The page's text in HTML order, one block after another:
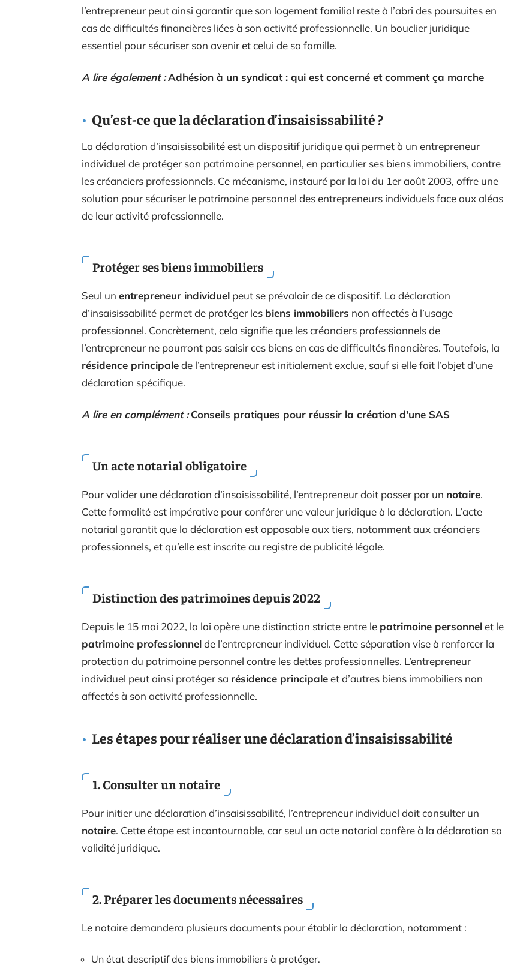
l’entrepreneur peut ainsi garantir que son logement familial reste à l’abri des poursuites en
cas de difficultés financières liées à son activité professionnelle. Un bouclier juridique
essentiel pour sécuriser son avenir et celui de sa famille.
A lire également :Adhésion à un syndicat : qui est concerné et comment ça marche
Qu’est-ce que la déclaration d’insaisissabilité ?
La déclaration d’insaisissabilité est un dispositif juridique qui permet à un entrepreneur
individuel de protéger son patrimoine personnel, en particulier ses biens immobiliers, contre
les créanciers professionnels. Ce mécanisme, instauré par la loi du 1er août 2003, offre une
solution pour sécuriser le patrimoine personnel des entrepreneurs individuels face aux aléas
de leur activité professionnelle.
Protéger ses biens immobiliers
Seul un entrepreneur individuel peut se prévaloir de ce dispositif. La déclaration
d’insaisissabilité permet de protéger les biens immobiliers non affectés à l’usage
professionnel. Concrètement, cela signifie que les créanciers professionnels de
l’entrepreneur ne pourront pas saisir ces biens en cas de difficultés financières. Toutefois, la
résidence principalede l’entrepreneur est initialement exclue, sauf si elle fait l’objet d’une
déclaration spécifique.
A lire en complément : Conseils pratiques pour réussir la création d'une SAS
Un acte notarial obligatoire
Pour valider une déclaration d’insaisissabilité, l’entrepreneur doit passer par un notaire.
Cette formalité est impérative pour conférer une valeur juridique à la déclaration. L’acte
notarial garantit que la déclaration est opposable aux tiers, notamment aux créanciers
professionnels, et qu’elle est inscrite au registre de publicité légale.
Distinction des patrimoines depuis 2022
Depuis le 15 mai 2022, la loi opère une distinction stricte entre le patrimoine personnelet le
patrimoine professionnelde l’entrepreneur individuel. Cette séparation vise à renforcer la
protection du patrimoine personnel contre les dettes professionnelles. L’entrepreneur
individuel peut ainsi protéger sa résidence principaleet d’autres biens immobiliers non
affectés à son activité professionnelle.
Les étapes pour réaliser une déclaration d’insaisissabilité
1. Consulter un notaire
Pour initier une déclaration d’insaisissabilité, l’entrepreneur individuel doit consulter un
notaire. Cette étape est incontournable, car seul un acte notarial confère à la déclaration sa
validité juridique.
2. Préparer les documents nécessaires
Le notaire demandera plusieurs documents pour établir la déclaration, notamment :
Un état descriptif des biens immobiliers à protéger.